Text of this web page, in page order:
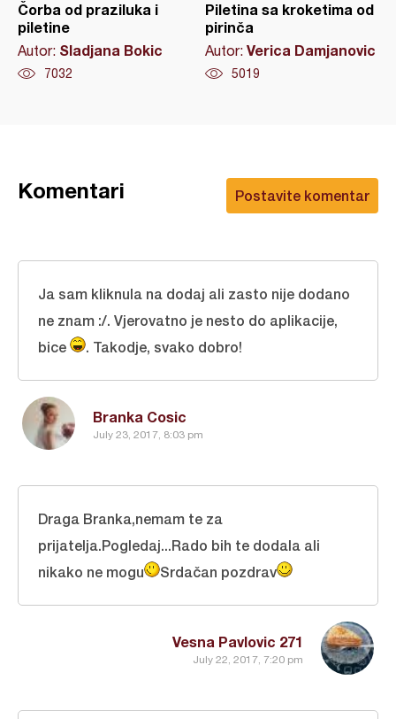
Čorba od praziluka i
piletine
Autor: Sladjana Bokic
7032
Piletina sa kroketima od
pirinča
Autor: Verica Damjanovic
5019
Postavite komentar
Komentari
Branka Cosic
July 23, 2017, 8:03 pm
Ja sam kliknula na dodaj ali zasto nije dodano
ne znam :/. Vjerovatno je nesto do aplikacije,
bice
. Takodje, svako dobro!
Vesna Pavlovic 271
July 22, 2017, 7:20 pm
Draga Branka,nemam te za
prijatelja.Pogledaj...Rado bih te dodala ali
nikako ne mogu
Srdačan pozdrav